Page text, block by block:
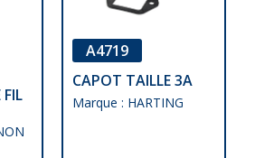
FIL
A4719
CAPOT TAILLE 3A
Marque : HARTING